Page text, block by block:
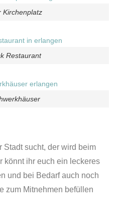
Kirchenplatz
Restaurant
Stadt sucht, der wird beim
könnt ihr euch ein leckeres
und bei Bedarf auch noch
zum Mitnehmen befüllen